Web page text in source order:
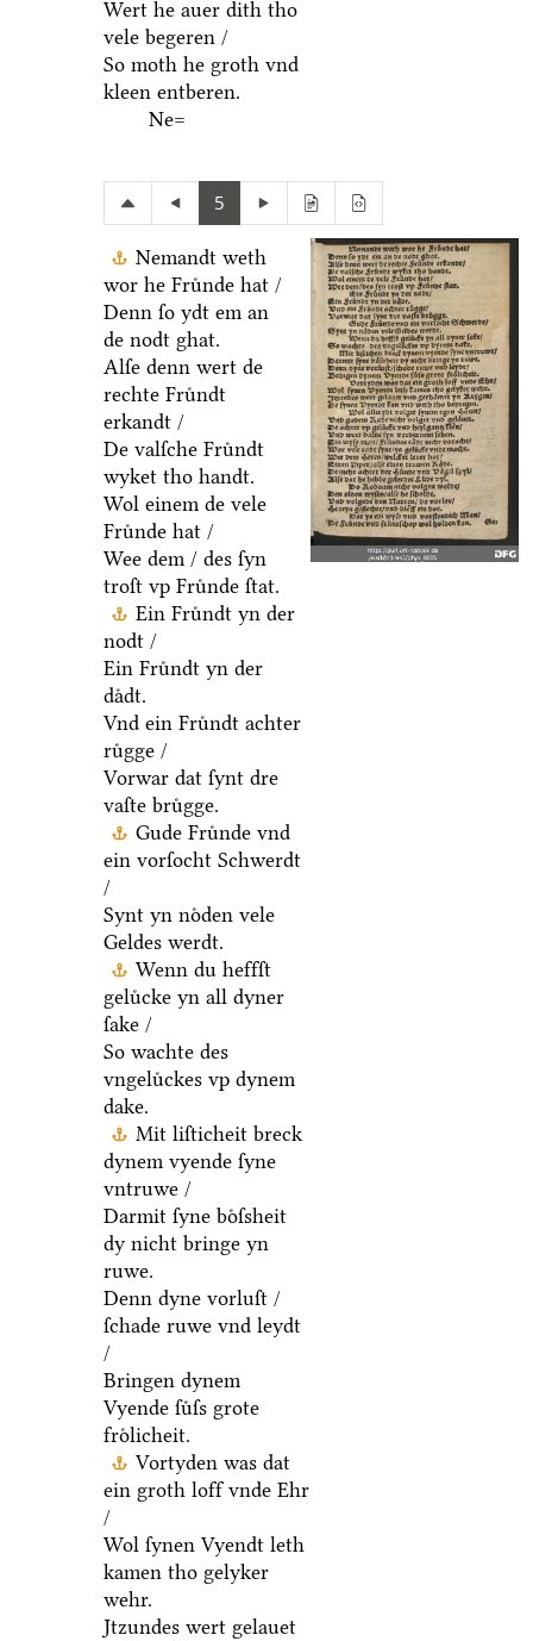
Wert he auer dith tho
vele begeren /
So moth he groth vnd
kleen entberen.
Ne=
5
Nemandt weth
wor he Fruͤnde hat /
Denn ſo ydt em an
de nodt ghat.
Alſe denn wert de
rechte Fruͤndt
erkandt /
De valſche Fruͤndt
wyket tho handt.
Wol einem de vele
Fruͤnde hat /
Wee dem / des ſyn
troſt vp Fruͤnde ſtat.
Ein Fruͤndt yn der
nodt /
Ein Fruͤndt yn der
daͤdt.
Vnd ein Fruͤndt achter
ruͤgge /
Vorwar dat ſynt dre
vaſte bruͤgge.
Gude Fruͤnde vnd
ein vorſocht Schwerdt
/
Synt yn noͤden vele
Geldes werdt.
Wenn du heffſt
geluͤcke yn all dyner
ſake /
So wachte des
vngeluͤckes vp dynem
dake.
Mit liſticheit breck
dynem vyende ſyne
vntruwe /
Darmit ſyne boͤſsheit
dy nicht bringe yn
ruwe.
Denn dyne vorluſt /
ſchade ruwe vnd leydt
/
Bringen dynem
Vyende ſuͤſs grote
froͤlicheit.
Vortyden was dat
ein groth loff vnde Ehr
/
Wol ſynen Vyendt leth
kamen tho gelyker
wehr.
Jtzundes wert gelauet